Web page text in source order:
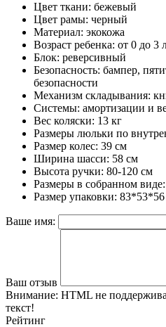
Цвет ткани: бежевый
Цвет рамы: черный
Материал: экокожа
Возраст ребенка: от 0 до 3
Блок: реверсивный
Безопасность: бампер,
безопасности
Механизм складывания:
Системы: амортизации и
Вес коляски: 13 кг
Размеры люльки по
Размер колес: 39 см
Ширина шасси: 58 см
Высота ручки: 80-120 см
Размеры в собранном
Размер упаковки:
Ваше имя:
Ваш отзыв
Внимание: HTML не
текст!
Рейтинг